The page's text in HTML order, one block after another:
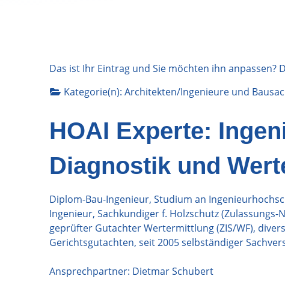
Das ist Ihr Eintrag und Sie möchten ihn anpassen?
Kategorie(n): Architekten/Ingenieure und
HOAI Experte:
Diagnostik und
Diplom-Bau-Ingenieur, Studium an
Ingenieur, Sachkundiger f. Holzschutz
geprüfter Gutachter Wertermittlung (ZIS/WF),
Gerichtsgutachten, seit 2005 selbständiger
Ansprechpartner: Dietmar Schubert